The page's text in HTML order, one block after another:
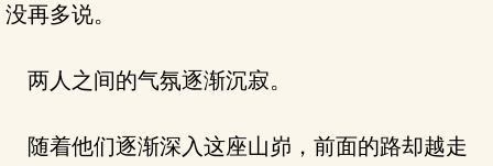
没再多说。
两人之间的气氛逐渐沉寂。
随着他们逐渐深入这座山峁，前面的路却越走